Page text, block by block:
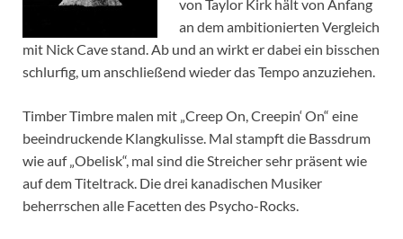
von Taylor Kirk hält von Anfang
an dem ambitionierten Vergleich
mit Nick Cave stand. Ab und an wirkt er dabei ein bisschen
schlurfig, um anschließend wieder das Tempo anzuziehen.
Timber Timbre malen mit „Creep On, Creepin‘ On“ eine
beeindruckende Klangkulisse. Mal stampft die Bassdrum
wie auf „Obelisk“, mal sind die Streicher sehr präsent wie
auf dem Titeltrack. Die drei kanadischen Musiker
beherrschen alle Facetten des Psycho-Rocks.